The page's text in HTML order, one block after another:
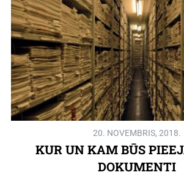
20. NOVEMBRIS, 2018.
KUR UN KAM BŪS
DOKUMENTI